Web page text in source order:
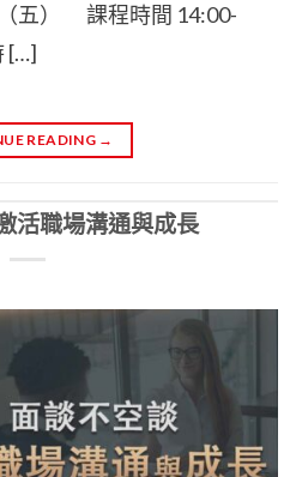
五） 課程時間 14:00-
[…]
READING →
活職場溝通與成長